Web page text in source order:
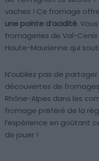
vaches ! Ce fromage
une pointe d’acidité.
fromageries de Val-
Haute-Maurienne qui
N’oubliez pas de
découvertes de
Rhône-Alpes dans les
fromage préféré de la
l’expérience en goûtant
de jouer !